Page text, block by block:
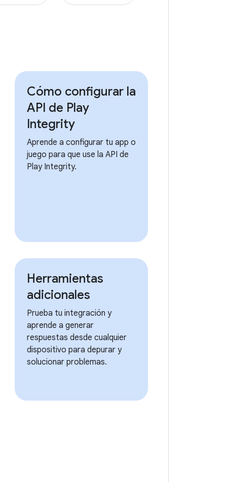
Cómo configurar la
API de Play
Integrity
Aprende a configurar tu app o
juego para que use la API de
Play Integrity.
Herramientas
adicionales
Prueba tu integración y
aprende a generar
respuestas desde cualquier
dispositivo para depurar y
solucionar problemas.